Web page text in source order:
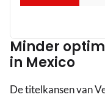
Minder
in Mexico
De titelkansen van